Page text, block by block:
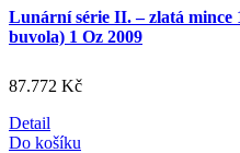
Lunární série II. – zlatá mince
buvola) 1 Oz 2009
87.772 Kč
Detail
Do košíku